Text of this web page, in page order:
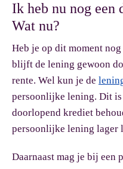
Ik heb nu nog een
Wat nu?
Heb je op dit moment
blijft de lening gewoon
rente. Wel kun je de
persoonlijke lening. Dit
doorlopend krediet
persoonlijke lening lager
Daarnaast mag je bij een